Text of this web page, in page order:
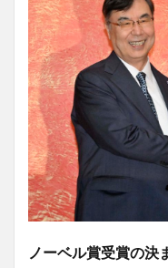
ノーベル賞受賞の決